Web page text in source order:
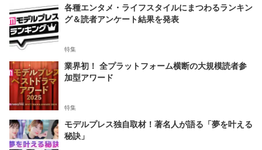
各種エンタメ・ライフスタイルにまつわるランキン
グ＆読者アンケート結果を発表
特集
業界初！ 全プラットフォーム横断の大規模読者参
加型アワード
特集
モデルプレス独自取材！著名人が語る「夢を叶える
秘訣」